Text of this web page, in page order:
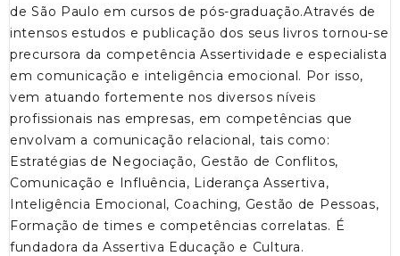
de São Paulo em cursos de pós-graduação.Através de
intensos estudos e publicação dos seus livros tornou-se
precursora da competência Assertividade e especialista
em comunicação e inteligência emocional. Por isso,
vem atuando fortemente nos diversos níveis
profissionais nas empresas, em competências que
envolvam a comunicação relacional, tais como:
Estratégias de Negociação, Gestão de Conflitos,
Comunicação e Influência, Liderança Assertiva,
Inteligência Emocional, Coaching, Gestão de Pessoas,
Formação de times e competências correlatas. É
fundadora da Assertiva Educação e Cultura.